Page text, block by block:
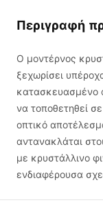
Περιγραφή
Ο μοντέρνος
ξεχωρίσει
κατασκευασμένο
να τοποθετηθεί
οπτικό
αντανακλάται
με κρυστάλλινο
ενδιαφέρουσα